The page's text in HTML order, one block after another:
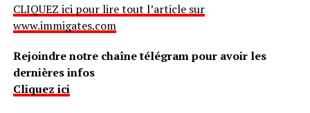
CLIQUEZ ici pour lire tout l’article sur
www.immigates.com
Rejoindre notre chaîne télégram pour avoir les
dernières infos
Cliquez ici